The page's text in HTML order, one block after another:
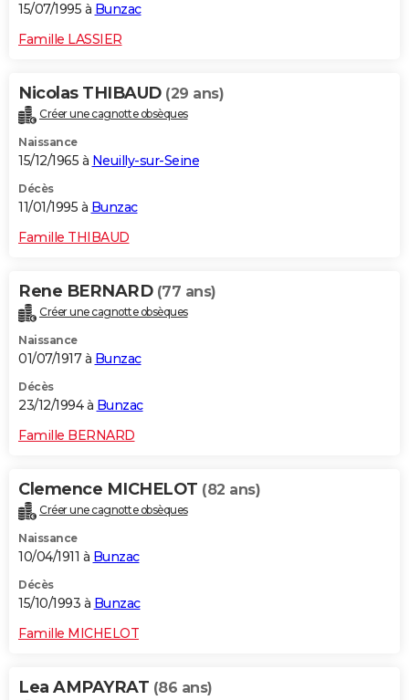
15/07/1995 à Bunzac
Famille LASSIER
Nicolas THIBAUD (29 ans)
Créer une cagnotte obsèques
Naissance
15/12/1965 à Neuilly-sur-Seine
Décès
11/01/1995 à Bunzac
Famille THIBAUD
Rene BERNARD (77 ans)
Créer une cagnotte obsèques
Naissance
01/07/1917 à Bunzac
Décès
23/12/1994 à Bunzac
Famille BERNARD
Clemence MICHELOT (82 ans)
Créer une cagnotte obsèques
Naissance
10/04/1911 à Bunzac
Décès
15/10/1993 à Bunzac
Famille MICHELOT
Lea AMPAYRAT (86 ans)